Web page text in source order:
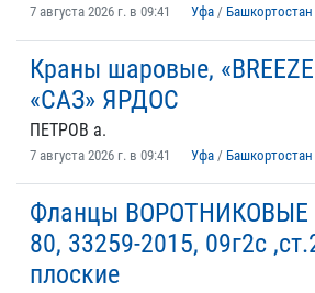
7 августа 2026 г. в 09:41 Уфа / Башкортостан
Краны шаровые,
«САЗ» ЯРДОС
ПЕТРОВ а.
7 августа 2026 г. в 09:41 Уфа / Башкортостан
Фланцы ВОРОТНИКОВЫЕ
80, 33259-2015, 09г2с
плоские